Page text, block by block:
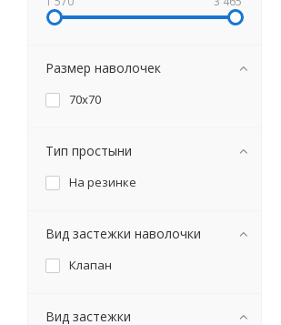
Размер наволочек
70х70
Тип простыни
На резинке
Вид застежки наволочки
Клапан
Вид застежки